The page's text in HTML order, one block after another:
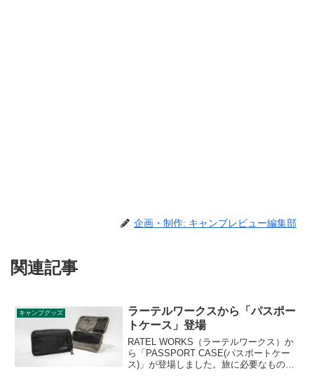
企画・制作: キャンプレビュー編集部
関連記事
キャンプグッズ
ラーテルワークスから「パスポー
トケース」登場
RATEL WORKS（ラーテルワークス）か
ら「PASSPORT CASE(パスポートケー
ス)」が登場しました。旅に必要なものを